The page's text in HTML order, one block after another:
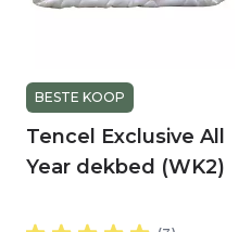
BESTE KOOP
Tencel Exclusive All
Year dekbed (WK2)